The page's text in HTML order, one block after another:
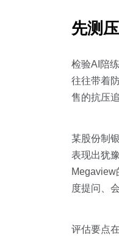
先测
检验AI陪
往往带着
售的抗压
某股份制
表现出犹
Megaview
度提问、
评估要点